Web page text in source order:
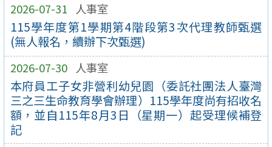
2026-07-31 人事室
115學年度第1學期第4階段第3次代理教師甄選
(無人報名，續辦下次甄選)
2026-07-30 人事室
本府員工子女非營利幼兒園（委託社團法人臺灣
三之三生命教育學會辦理）115學年度尚有招收名
額，並自115年8月3日（星期一）起受理候補登
記